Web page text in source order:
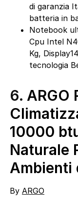
di garanzia
batteria in
Notebook
Cpu Intel
Kg,
tecnologia
6. ARGO
10000
Naturale
Ambienti
By ARGO